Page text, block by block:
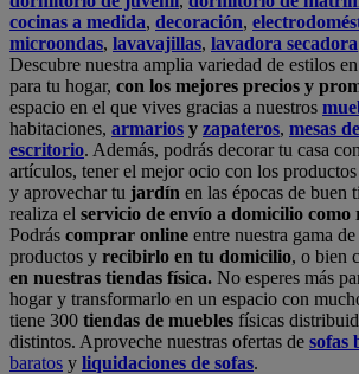
cocinas a medida, decoración,
microondas, lavavajillas, lavadora secadora
Descubre nuestra amplia variedad de estilos
para tu hogar, con los mejores precios y
espacio en el que vives gracias a nuestros
habitaciones, armarios y zapateros, mesas
escritorio. Además, podrás decorar tu casa
artículos, tener el mejor ocio con los
y aprovechar tu jardín en las épocas de buen
realiza el servicio de envío a domicilio como
Podrás comprar online entre nuestra gama
productos y recibirlo en tu domicilio, o bien
en nuestras tiendas física. No esperes más
hogar y transformarlo en un espacio con
tiene 300 tiendas de muebles físicas
distintos. Aproveche nuestras ofertas de sofas
baratos y liquidaciones de sofas.